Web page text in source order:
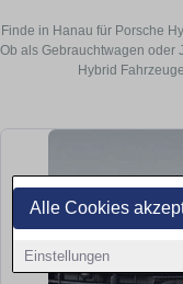
Alle Cookies
Einstellungen
Finde in Hanau für Porsche
Ob als Gebrauchtwagen oder
Hybrid